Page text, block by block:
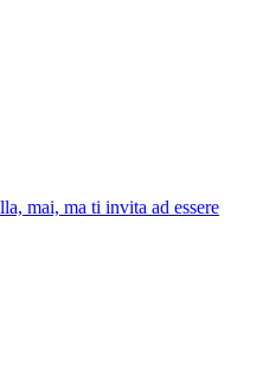
mai, ma ti invita ad essere